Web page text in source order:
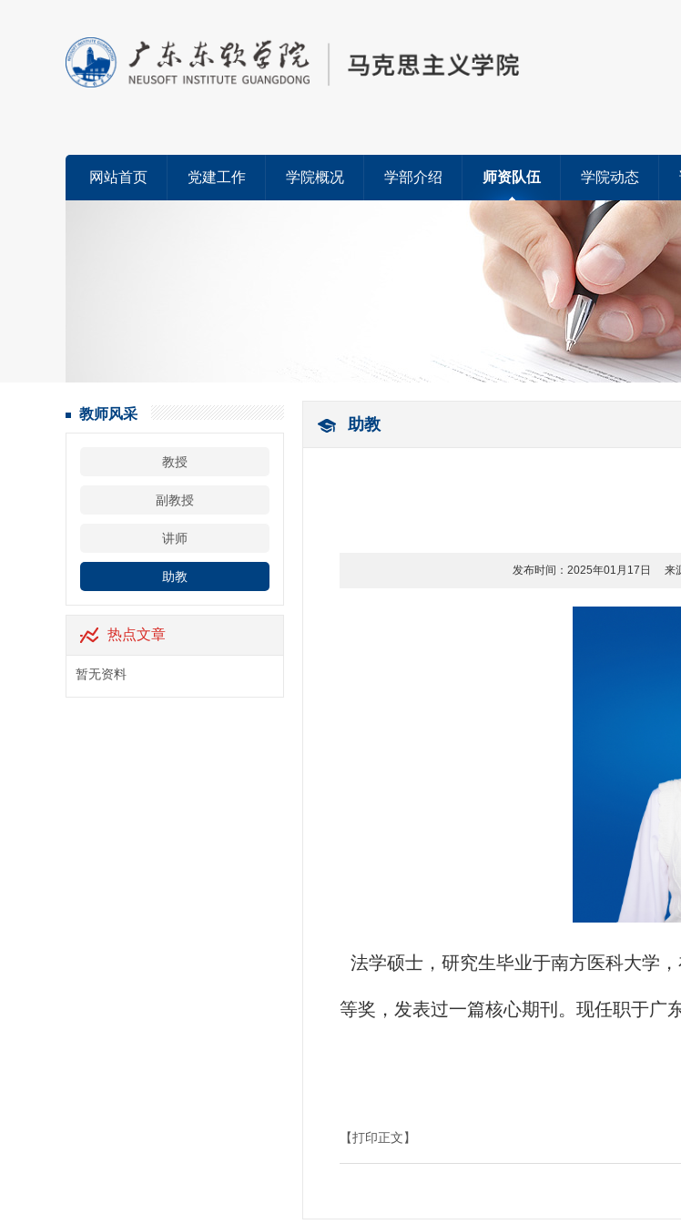
网站首页 党建工作 学院概况 学部介绍 师资队伍 学院动态
教师风采
教授
副教授
讲师
助教
热点文章
暂无资料
助教
发布时间：2025年01月17日 来
法学硕士，研究生毕业于南方医科大学
等奖，发表过一篇核心期刊。现任职于广
【打印正文】